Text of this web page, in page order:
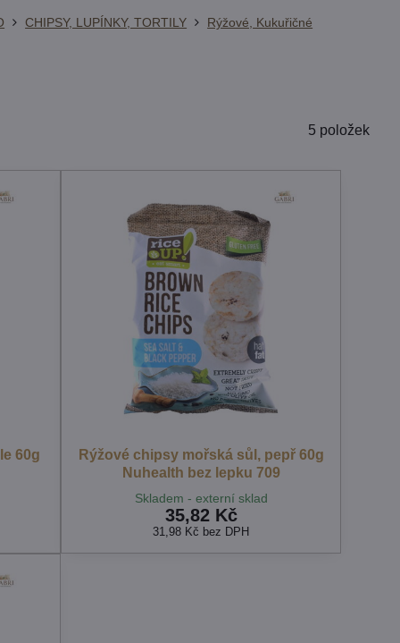
CHIPSY, LUPÍNKY, TORTILY Rýžové, Kukuřičné
5 položek
60g
Rýžové chipsy mořská sůl, pepř 60g
Nuhealth bez lepku 709
Skladem - externí sklad
35,82 Kč
31,98 Kč bez DPH